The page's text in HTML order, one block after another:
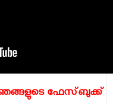
ഞങ്ങളുടെ ഫേസ്‌ബുക്ക്‌